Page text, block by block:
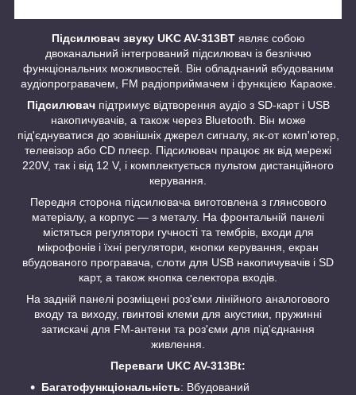
Підсилювач звуку UKC AV-313BT являє собою
двоканальний інтегрований підсилювач із безліччю
функціональних можливостей. Він обладнаний вбудованим
аудіопрогравачем, FM радіоприймачем і функцією Караоке.
Підсилювач підтримує відтворення аудіо з SD-карт і USB
накопичувачів, а також через Bluetooth. Він може
під'єднуватися до зовнішніх джерел сигналу, як-от комп'ютер,
телевізор або CD плеєр. Підсилювач працює як від мережі
220V, так і від 12 V, і комплектується пультом дистанційного
керування.
Передня сторона підсилювача виготовлена з глянсового
матеріалу, а корпус — з металу. На фронтальній панелі
містяться регулятори гучності та тембрів, входи для
мікрофонів і їхні регулятори, кнопки керування, екран
вбудованого програвача, слоти для USB накопичувачів і SD
карт, а також кнопка селектора входів.
На задній панелі розміщені роз'єми лінійного аналогового
входу та виходу, гвинтові клеми для акустики, пружинні
затискачі для FM-антени та роз'єми для під'єднання
живлення.
Переваги UKC AV-313Bt:
Багатофункціональність: Вбудований